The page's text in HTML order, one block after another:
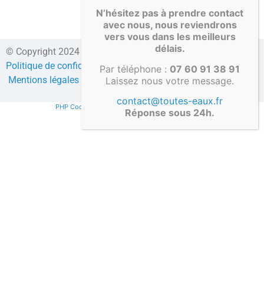
© Copyright 2024 Direct-fosses.com Tous droits réservés –
Politique de confidentialité –Formulaire de contact– CGV
Mentions légales
Compte client
PHP Code Snippets Powered By : XYZScripts.com
N’hésitez pas à prendre contact
avec nous, nous reviendrons
vers vous dans les meilleurs
délais.
Par téléphone : 07 60 91 38 91
Laissez nous votre message.
contact@toutes-eaux.fr
Réponse sous 24h.